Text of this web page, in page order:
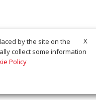
X
by the site on the
collect some information
Policy